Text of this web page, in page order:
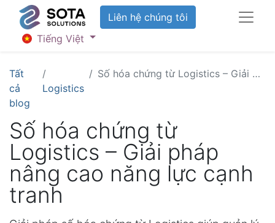
Liên hệ chúng tôi
Tiếng Việt
Tất
cả
blog
Logistics
Số hóa chứng từ Logistics – Giải pháp nâng cao năng lực cạnh tranh
Số hóa chứng từ
Logistics – Giải pháp
nâng cao năng lực cạnh
tranh